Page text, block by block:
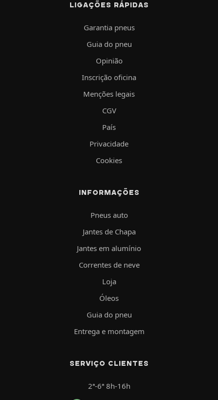
LIGAÇÕES RÁPIDAS
Garantia pneus
Guia do pneu
Opinião
Inscrição oficina
Menções legais
CGV
País
Privacidade
Cookies
INFORMAÇÕES
Pneus auto
Jantes de Chapa
Jantes em alumínio
Correntes de neve
Loja
Óleos
Guia do pneu
Entrega e montagem
SERVIÇO CLIENTES
2ª-6ª 8h-16h